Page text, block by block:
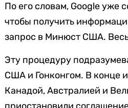
По его словам, Google уже
чтобы получить
запрос в Минюст США.
Эту процедуру
США и Гонконгом. В конце
Канадой, Австралией и